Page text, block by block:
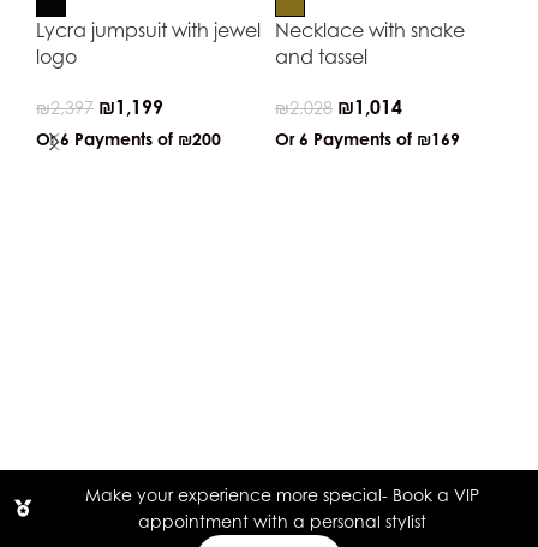
Lycra jumpsuit with jewel
logo
₪2,397 ₪1,199
Or 6 Payments of ₪200
Necklace with snake
and tassel
₪2,028 ₪1,014
Or 6 Payments of ₪169
Make your experience more special- Book a VIP
appointment with a personal stylist